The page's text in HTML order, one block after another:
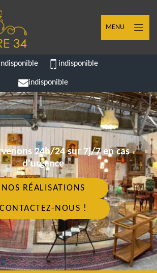
MENU
indisponible
indisponible
24h/24 sur 7j/7 en cas
d'urgence
NOS RÉALISATIONS
CONTACTEZ-NOUS !